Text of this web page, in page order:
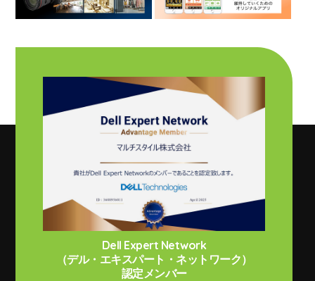
Dell Expert Network
（デル・エキスパート・ネットワーク）
認定メンバー